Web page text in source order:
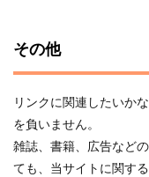
その他
リンクに関連したいか
を負いません。
雑誌、書籍、広告など
ても、当サイトに関す